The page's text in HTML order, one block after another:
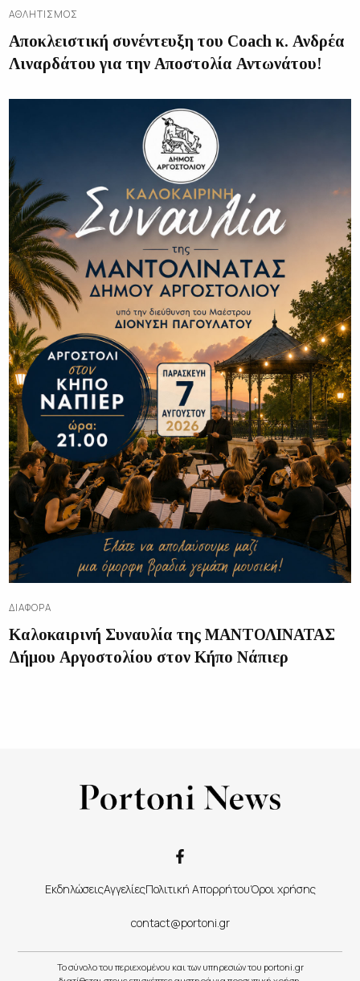
ΑΘΛΗΤΙΣΜΌΣ
Αποκλειστική συνέντευξη του Coach κ. Ανδρέα
Λιναρδάτου για την Αποστολία Αντωνάτου!
ΔΙΑΦΟΡΑ
Καλοκαιρινή Συναυλία της ΜΑΝΤΟΛΙΝΑΤΑΣ
Δήμου Αργοστολίου στον Κήπο Νάπιερ
ΕκδηλώσειςΑγγελίεςΠολιτική ΑπορρήτουΌροι χρήσης
contact@portoni.gr
Το σύνολο του περιεχομένου και των υπηρεσιών του portoni.gr